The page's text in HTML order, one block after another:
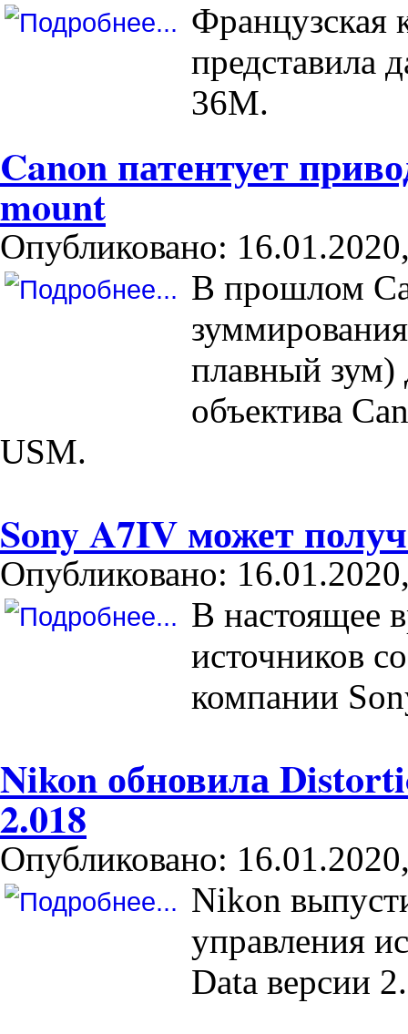
Французская
представила
36M.
Canon патентует
mount
Опубликовано:
В прошлом
плавный зум)
объектива
USM.
Sony A7IV может
Опубликовано:
В настоящее
источников
компании
Nikon обновила
2.018
Опубликовано:
Nikon
управления
Data версии